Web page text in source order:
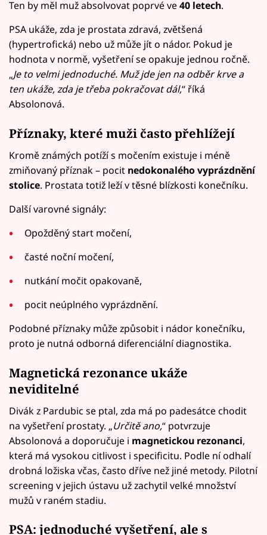
Ten by měl muž absolvovat poprvé ve40 letech.
PSA ukáže, zda je prostata zdravá, zvětšená
(hypertrofická) nebo už může jít o nádor. Pokud je
hodnota v normě, vyšetření se opakuje jednou ročně.
„Je to velmi jednoduché. Muž jde jen na odběr krve a
ten ukáže, zda je třeba pokračovat dál,“ říká
Absolonová.
Příznaky, které muži často přehlížejí
Kromě známých potíží s močením existuje i méně
zmiňovaný příznak – pocit nedokonalého vyprázdnění
stolice. Prostata totiž leží v těsné blízkosti konečníku.
Další varovné signály:
Opožděný start močení,
časté noční močení,
nutkání močit opakovaně,
pocit neúplného vyprázdnění.
Podobné příznaky může způsobit i nádor konečníku,
proto je nutná odborná diferenciální diagnostika.
Magnetická rezonance ukáže
neviditelné
Divák z Pardubic se ptal, zda má po padesátce chodit
na vyšetření prostaty. „Určitě ano,“ potvrzuje
Absolonová a doporučuje i magnetickou rezonanci,
která má vysokou citlivost i specificitu. Podle ní odhalí
drobná ložiska včas, často dříve než jiné metody. Pilotní
screening v jejich ústavu už zachytil velké množství
mužů v raném stadiu.
PSA: jednoduché vyšetření, ale s